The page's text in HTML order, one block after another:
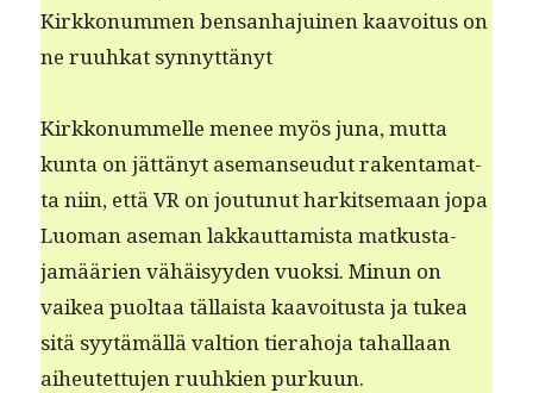
Kirkkon­um­men ben­san­hajuinen kaavoitus on
ne ruuhkat synnyttänyt
Kirkkon­um­melle menee myös juna, mut­ta
kun­ta on jät­tänyt ase­manseudut rak­en­ta­mat­
ta niin, että VR on joutunut hark­it­se­maan jopa
Luo­man ase­man lakkaut­tamista matkus­ta­
jamäärien vähäisyy­den vuok­si. Min­un on
vaikea puoltaa täl­laista kaavoitus­ta ja tukea
sitä syytämäl­lä val­tion tier­a­ho­ja tahal­laan
aiheutet­tu­jen ruuhkien purkuun.